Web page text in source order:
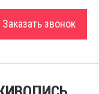
Заказать звонок